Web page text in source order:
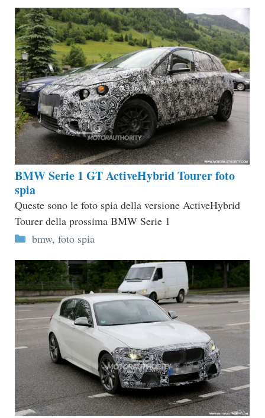
BMW Serie 1 GT ActiveHybrid Tourer foto
spia
Queste sono le foto spia della versione ActiveHybrid
Tourer della prossima BMW Serie 1
Categorie
bmw, foto spia